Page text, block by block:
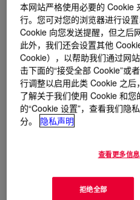
什么是ELVALOY™ AC
Copolymer of ethylene and
available in pellet form for
equipment designed to
本网站严格使用必要的 Cookie
行。您可对您的浏览器进行设
Cookie 向您发送提醒，但之后
此外，我们还会设置其他
Cookie），以帮助我们通过网
击下面的“接受全部 Cookie”或
行调整以启用此类 Cookie 之
了解关于我们使用 Cookie 和
的“Cookie 设置”，查看我们隐
分。
隐私声明
查看更多信息
拒绝全部